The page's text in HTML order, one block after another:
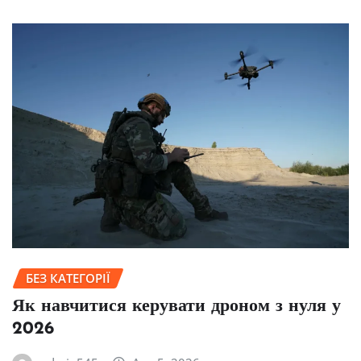
БЕЗ КАТЕГОРІЇ
Як навчитися керувати дроном з нуля у
2026